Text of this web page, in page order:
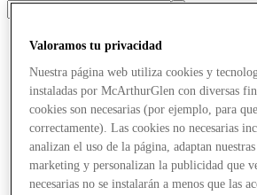
Valoramos tu privacidad
Nuestra página web utiliza cookies y
instaladas por McArthurGlen con diversas
cookies son necesarias (por ejemplo, para
correctamente). Las cookies no necesarias
analizan el uso de la página, adaptan
marketing y personalizan la publicidad que
necesarias no se instalarán a menos que las